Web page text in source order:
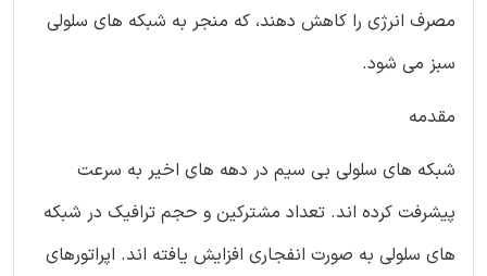
مصرف انرژی را کاهش دهند، که منجر به شبکه های سلولی
سبز می شود.
مقدمه
شبکه های سلولی بی سیم در دهه های اخیر به سرعت
پیشرفت کرده اند. تعداد مشترکین و حجم ترافیک در شبکه
های سلولی به صورت انفجاری افزایش یافته اند. اپراتورهای